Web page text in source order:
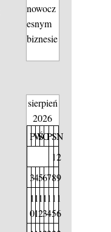
nowocz
esnym
biznesie
sierpień
2026
PW
ŚCPSN
12
3456789
1
0
1
1
1
2
1
3
1
4
1
5
1
6